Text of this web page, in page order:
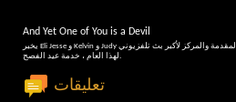
And Yet One of You is a Devil
يخبر Eli Jesse و Kelvin و Judy أنهم سيحتاجون جميعًا إلى أن يكونوا في المقدمة والمركز لأكبر بث تلفزيوني
لهذا العام ، خدمة عيد الفصح.
تعليقات